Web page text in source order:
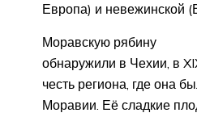
Европа) и невежинской
Моравскую рябину
обнаружили в Чехии, в
честь региона, где она
Моравии. Её сладкие